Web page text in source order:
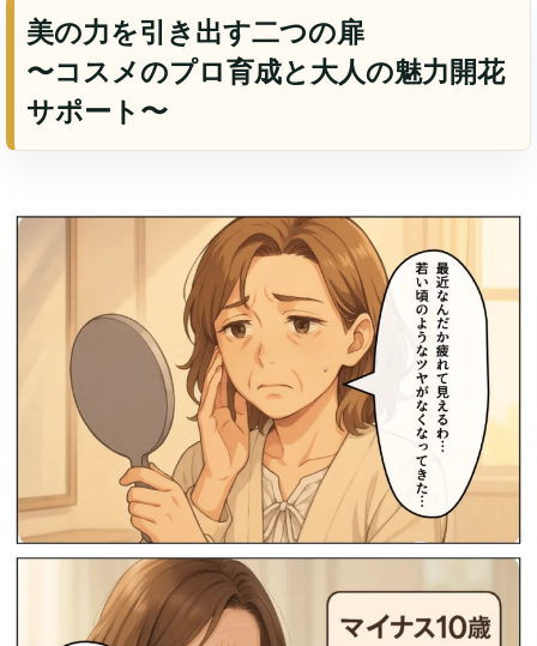
美の力を引き出す二つの扉
〜コスメのプロ育成と大人の魅力開花
サポート〜